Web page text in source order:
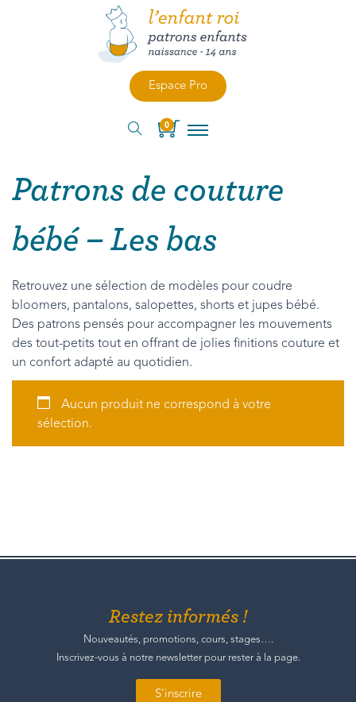
Espace Pro
0
Patrons de couture
bébé – Les bas
Retrouvez une sélection de modèles pour coudre
bloomers, pantalons, salopettes, shorts et jupes bébé.
Des patrons pensés pour accompagner les mouvements
des tout-petits tout en offrant de jolies finitions couture et
un confort adapté au quotidien.
Aucun produit ne correspond à votre
sélection.
Restez informés !
Nouveautés, promotions, cours, stages….
Inscrivez-vous à notre newsletter pour rester à la page.
S'inscrire